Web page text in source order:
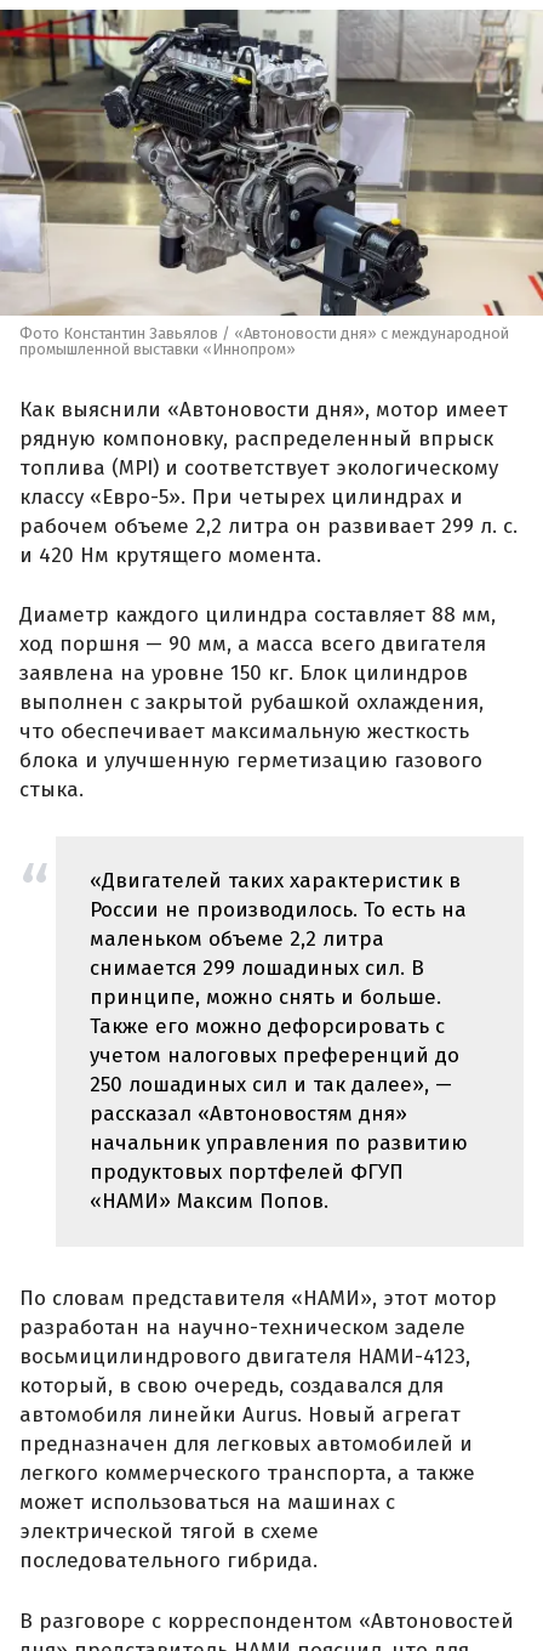
Фото Константин Завьялов / «Автоновости дня» с международной
промышленной выставки «Иннопром»
Как выяснили «Автоновости дня», мотор имеет
рядную компоновку, распределенный впрыск
топлива (MPI) и соответствует экологическому
классу «Евро-5». При четырех цилиндрах и
рабочем объеме 2,2 литра он развивает 299 л. с.
и 420 Нм крутящего момента.
Диаметр каждого цилиндра составляет 88 мм,
ход поршня — 90 мм, а масса всего двигателя
заявлена на уровне 150 кг. Блок цилиндров
выполнен с закрытой рубашкой охлаждения,
что обеспечивает максимальную жесткость
блока и улучшенную герметизацию газового
стыка.
«Двигателей таких характеристик в
России не производилось. То есть на
маленьком объеме 2,2 литра
снимается 299 лошадиных сил. В
принципе, можно снять и больше.
Также его можно дефорсировать с
учетом налоговых преференций до
250 лошадиных сил и так далее», —
рассказал «Автоновостям дня»
начальник управления по развитию
продуктовых портфелей ФГУП
«НАМИ» Максим Попов.
По словам представителя «НАМИ», этот мотор
разработан на научно-техническом заделе
восьмицилиндрового двигателя НАМИ-4123,
который, в свою очередь, создавался для
автомобиля линейки Aurus. Новый агрегат
предназначен для легковых автомобилей и
легкого коммерческого транспорта, а также
может использоваться на машинах с
электрической тягой в схеме
последовательного гибрида.
В разговоре с корреспондентом «Автоновостей